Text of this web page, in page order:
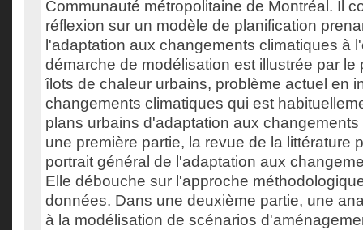
Communauté métropolitaine de Montréal. Il
réflexion sur un modèle de planification
l'adaptation aux changements climatiques à
démarche de modélisation est illustrée par le
îlots de chaleur urbains, problème actuel en
changements climatiques qui est
plans urbains d'adaptation aux
une première partie, la revue de la littérature
portrait général de l'adaptation aux
Elle débouche sur l'approche
données. Dans une deuxième partie, une
à la modélisation de scénarios